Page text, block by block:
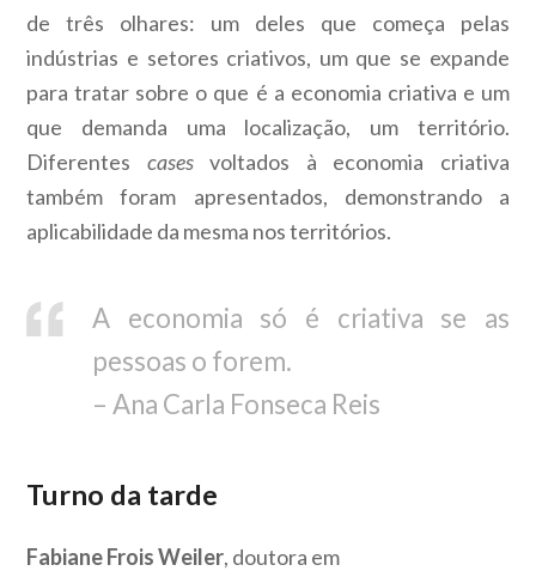
de três olhares: um deles que começa pelas
indústrias e setores criativos, um que se expande
para tratar sobre o que é a economia criativa e um
que demanda uma localização, um território.
Diferentes casesvoltados à economia criativa
também foram apresentados, demonstrando a
aplicabilidade da mesma nos territórios.
A economia só é criativa se as
pessoas o forem.
– Ana Carla Fonseca Reis
Turno da tarde
Fabiane Frois Weiler, doutora em